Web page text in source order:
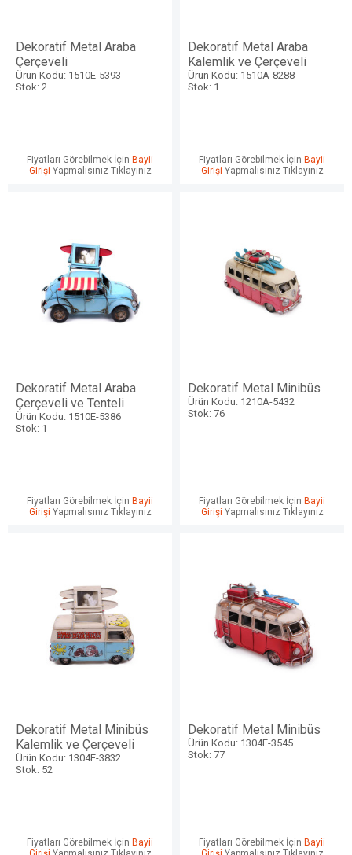
Dekoratif Metal Araba
Çerçeveli
Ürün Kodu: 1510E-5393
Stok: 2
Fiyatları Görebilmek İçin Bayii
Girişi Yapmalısınız Tıklayınız
Dekoratif Metal Araba
Kalemlik ve Çerçeveli
Ürün Kodu: 1510A-8288
Stok: 1
Fiyatları Görebilmek İçin Bayii
Girişi Yapmalısınız Tıklayınız
Dekoratif Metal Araba
Çerçeveli ve Tenteli
Ürün Kodu: 1510E-5386
Stok: 1
Fiyatları Görebilmek İçin Bayii
Girişi Yapmalısınız Tıklayınız
Dekoratif Metal Minibüs
Ürün Kodu: 1210A-5432
Stok: 76
Fiyatları Görebilmek İçin Bayii
Girişi Yapmalısınız Tıklayınız
Dekoratif Metal Minibüs
Kalemlik ve Çerçeveli
Ürün Kodu: 1304E-3832
Stok: 52
Fiyatları Görebilmek İçin Bayii
Dekoratif Metal Minibüs
Ürün Kodu: 1304E-3545
Stok: 77
Fiyatları Görebilmek İçin Bayii